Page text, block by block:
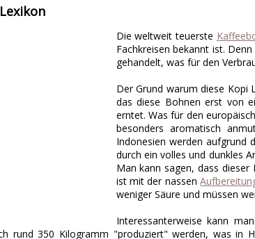
Die weltweit teuerste
Fachkreisen bekannt ist.
gehandelt, was für den
Der Grund warum diese Kopi
das diese Bohnen erst von
erntet. Was für den
besonders aromatisch
Indonesien werden aufgrund
durch ein volles und dunkles
Man kann sagen, dass
ist mit der nassen
weniger Säure und müssen
Interessanterweise kann
rund 350 Kilogramm "produziert" werden, was in